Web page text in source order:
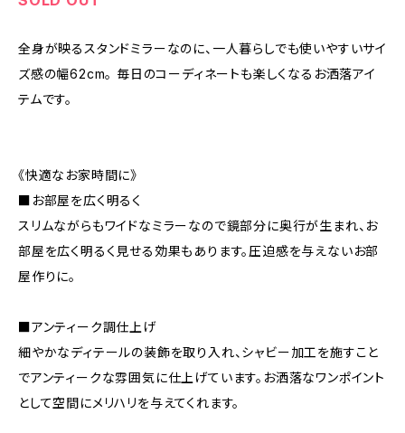
全身が映るスタンドミラーなのに、一人暮らしでも使いやすいサイ
ズ感の幅62cm。 毎日のコーディネートも楽しくなるお洒落アイ
テムです。
《快適なお家時間に》
■お部屋を広く明るく
スリムながらもワイドなミラーなので鏡部分に奥行が生まれ、お
部屋を広く明るく見せる効果もあります。圧迫感を与えないお部
屋作りに。
■アンティーク調仕上げ
細やかなディテールの装飾を取り入れ、シャビー加工を施すこと
でアンティークな雰囲気に仕上げています。お洒落なワンポイント
として空間にメリハリを与えてくれます。